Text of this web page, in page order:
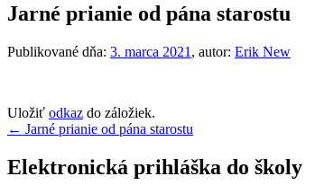
Jarné prianie od pána starostu
Publikované dňa: 3. marca 2021 , autor: Erik New
Uložiť odkaz do záložiek.
Navigácia
v
článku
← Jarné prianie od pána starostu
Elektronická prihláška do školy